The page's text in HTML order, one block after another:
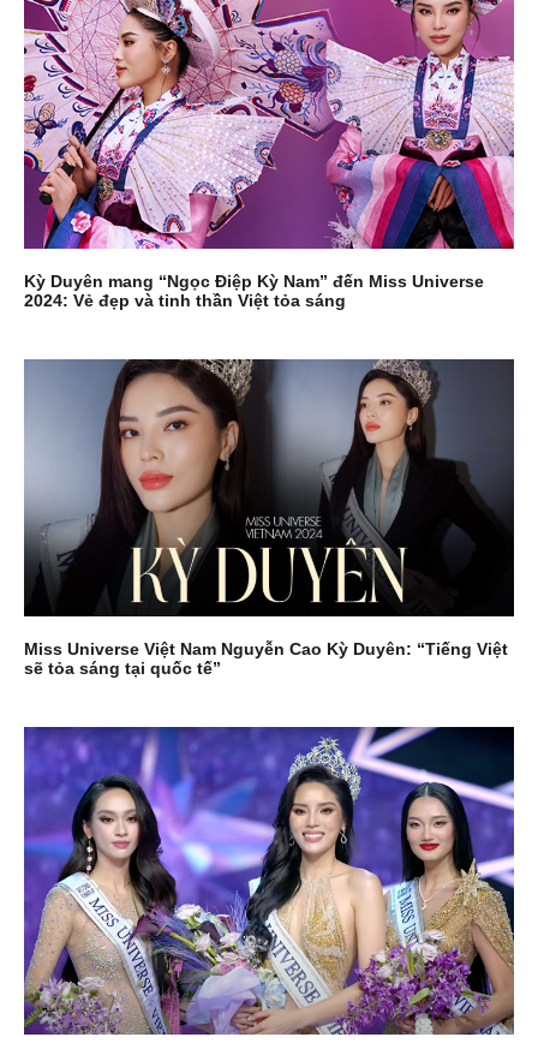
Kỳ Duyên mang “Ngọc Điệp Kỳ Nam” đến Miss Universe
2024: Vẻ đẹp và tinh thần Việt tỏa sáng
Miss Universe Việt Nam Nguyễn Cao Kỳ Duyên: “Tiếng Việt
sẽ tỏa sáng tại quốc tế”